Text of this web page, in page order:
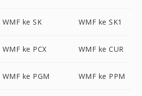
WMF ke SK WMF ke SK1
WMF ke PCX WMF ke CUR
WMF ke PGM WMF ke PPM